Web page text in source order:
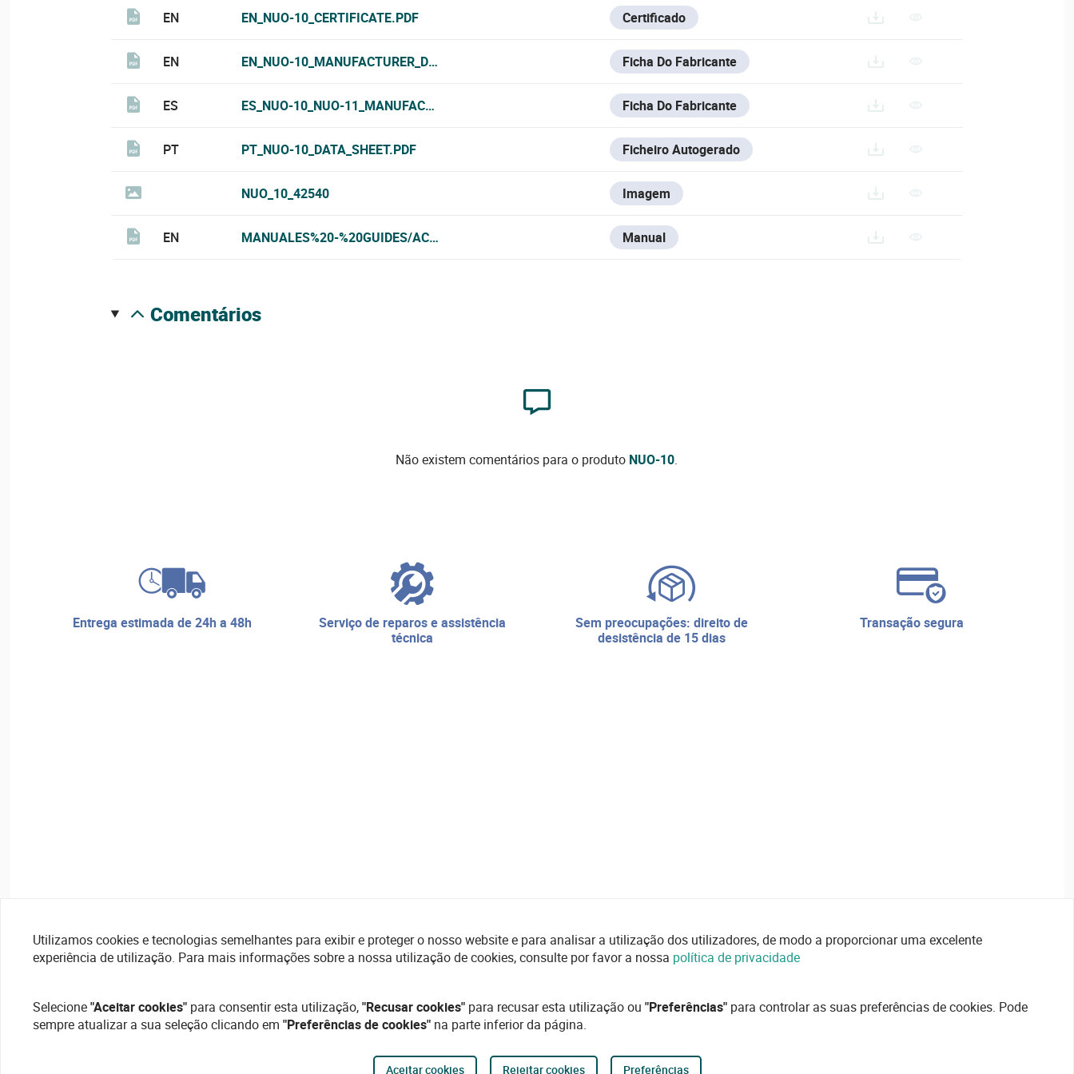
EN EN_NUO-10_CERTIFICATE.PDF Certificado
EN EN_NUO-10_MANUFACTURER_DATA_SHEET.PDF Ficha Do Fabricante
ES ES_NUO-10_NUO-11_MANUFACTURER_DATA_SHEET.PDF Ficha Do Fabricante
PT PT_NUO-10_DATA_SHEET.PDF Ficheiro Autogerado
NUO_10_42540 Imagem
EN MANUALES%20-%20GUIDES/ACCESOS%20-%20ACCESS%20CTRL/NUO/N%C3%9CO-10
Manual
comentários
Não existem comentários para o produto NUO-10.
entrega estimada de 24h a 48h
serviço de reparos e assistência
técnica
sem preocupações: direito de
desistência de 15 dias
transação segura
Utilizamos cookies e tecnologias semelhantes para exibir e proteger o nosso website e para analisar a utilização dos utilizadores, de modo a proporcionar uma excelente
experiência de utilização. Para mais informações sobre a nossa utilização de cookies, consulte por favor a nossa política de privacidade
Selecione"Aceitar cookies" para consentir esta utilização,"Recusar cookies" para recusar esta utilização ou "Preferências" para controlar as suas preferências de cookies. Pode
sempre atualizar a sua seleção clicando em "Preferências de cookies" na parte inferior da página.
Aceitar cookies Rejeitar cookies Preferências